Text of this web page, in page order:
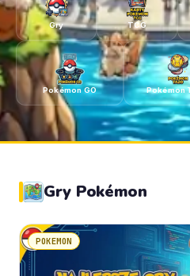
Gry TCG
Pokémon GO Pokémon
Gry Pokémon
POKEMON